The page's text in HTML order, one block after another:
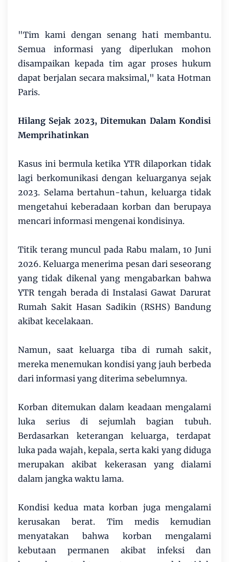
"Tim kami dengan senang hati membantu.
Semua informasi yang diperlukan mohon
disampaikan kepada tim agar proses hukum
dapat berjalan secara maksimal," kata Hotman
Paris.
Hilang Sejak 2023, Ditemukan Dalam Kondisi
Memprihatinkan
Kasus ini bermula ketika YTR dilaporkan tidak
lagi berkomunikasi dengan keluarganya sejak
2023. Selama bertahun-tahun, keluarga tidak
mengetahui keberadaan korban dan berupaya
mencari informasi mengenai kondisinya.
Titik terang muncul pada Rabu malam, 10 Juni
2026. Keluarga menerima pesan dari seseorang
yang tidak dikenal yang mengabarkan bahwa
YTR tengah berada di Instalasi Gawat Darurat
Rumah Sakit Hasan Sadikin (RSHS) Bandung
akibat kecelakaan.
Namun, saat keluarga tiba di rumah sakit,
mereka menemukan kondisi yang jauh berbeda
dari informasi yang diterima sebelumnya.
Korban ditemukan dalam keadaan mengalami
luka serius di sejumlah bagian tubuh.
Berdasarkan keterangan keluarga, terdapat
luka pada wajah, kepala, serta kaki yang diduga
merupakan akibat kekerasan yang dialami
dalam jangka waktu lama.
Kondisi kedua mata korban juga mengalami
kerusakan berat. Tim medis kemudian
menyatakan bahwa korban mengalami
kebutaan permanen akibat infeksi dan